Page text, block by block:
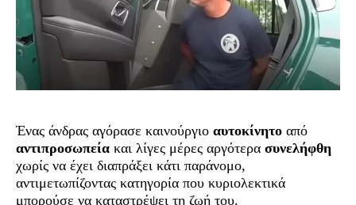
Ένας άνδρας αγόρασε καινούργιο αυτοκίνητο από
αντιπροσωπεία και λίγες μέρες αργότερα συνελήφθη
χωρίς να έχει διαπράξει κάτι παράνομο,
αντιμετωπίζοντας κατηγορία που κυριολεκτικά
μπορούσε να καταστρέψει τη ζωή του.